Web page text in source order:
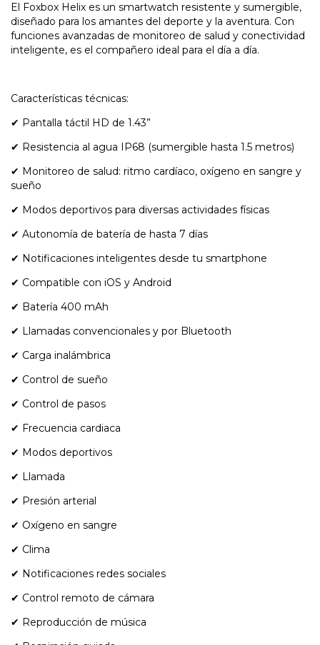
El Foxbox Helix es un smartwatch resistente y sumergible,
diseñado para los amantes del deporte y la aventura. Con
funciones avanzadas de monitoreo de salud y conectividad
inteligente, es el compañero ideal para el día a día.
Características técnicas:
✔ Pantalla táctil HD de 1.43”
✔ Resistencia al agua IP68 (sumergible hasta 1.5 metros)
✔ Monitoreo de salud: ritmo cardíaco, oxígeno en sangre y
sueño
✔ Modos deportivos para diversas actividades físicas
✔ Autonomía de batería de hasta 7 días
✔ Notificaciones inteligentes desde tu smartphone
✔ Compatible con iOS y Android
✔ Batería 400 mAh
✔ Llamadas convencionales y por Bluetooth
✔ Carga inalámbrica
✔ Control de sueño
✔ Control de pasos
✔ Frecuencia cardiaca
✔ Modos deportivos
✔ Llamada
✔ Presión arterial
✔ Oxígeno en sangre
✔ Clima
✔ Notificaciones redes sociales
✔ Control remoto de cámara
✔ Reproducción de música